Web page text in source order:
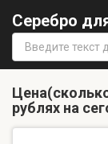
Серебро
Поиск:
рублях на